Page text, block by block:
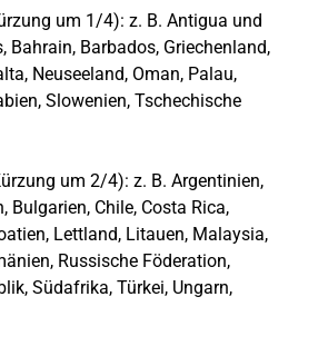
um 1/4): z. B. Antigua und
Bahrain, Barbados, Griechenland,
Neuseeland, Oman, Palau,
Slowenien, Tschechische
um 2/4): z. B. Argentinien,
Bulgarien, Chile, Costa Rica,
Lettland, Litauen, Malaysia,
Russische Föderation,
Südafrika, Türkei, Ungarn,